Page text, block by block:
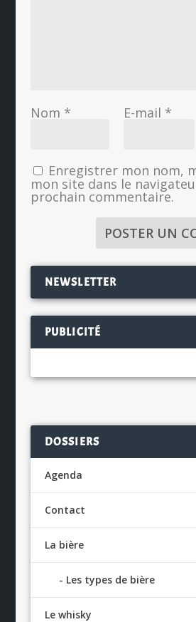
Nom * E-mail *
Enregistrer mon nom,
mon site dans le
prochain commentaire.
NEWSLETTER
PUBLICITÉ
DOSSIERS
Agenda
Contact
La bière
Les types de bière
Le whisky